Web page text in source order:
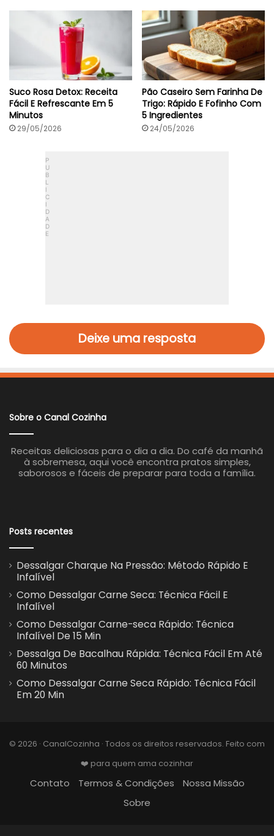
Suco Rosa Detox: Receita
Fácil E Refrescante Em 5
Minutos
29/05/2026
Pão Caseiro Sem Farinha De
Trigo: Rápido E Fofinho Com
5 Ingredientes
24/05/2026
Deixe uma resposta
Sobre o Canal Cozinha
Receitas deliciosas para o dia a dia. Do café da manhã
à sobremesa, aqui você encontra pratos simples,
saborosos e fáceis de preparar para toda a família.
Posts recentes
Dessalgar Charque Na Pressão: Método Rápido E
Infalível
Como Dessalgar Carne Seca: Técnica Fácil E
Infalível
Como Dessalgar Carne-seca Rápido: Técnica
Infalível De 15 Min
Dessalga De Bacalhau Rápida: Técnica Fácil Em Até
60 Minutos
Como Dessalgar Carne Seca Rápido: Técnica Fácil
Em 20 Min
© 2026 · CanalCozinha · Todos os direitos reservados. Feito com
❤️ para quem ama cozinhar
Contato Termos & Condições
Nossa Missão
Sobre